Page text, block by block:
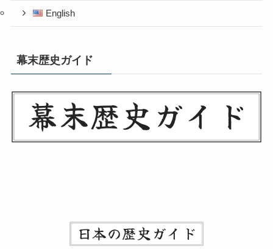
English
幕末歴史ガイド